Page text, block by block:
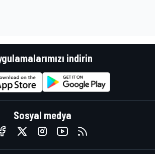
indirin
Sosyal medya